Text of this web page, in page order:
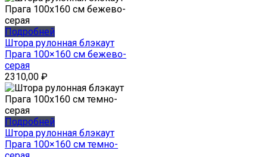
Подробней
Штора рулонная блэкаут
Прага 100×160 см бежево-
серая
2310,00 ₽
Подробней
Штора рулонная блэкаут
Прага 100×160 см темно-